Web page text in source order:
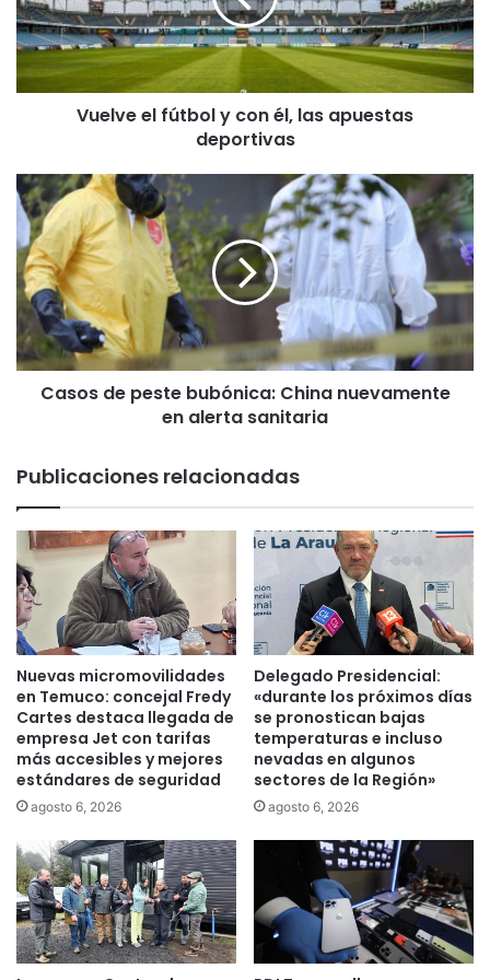
e
e
l
f
o
c
o
n
é
l
,
p
u
e
t
a
s
d
o
r
t
i
v
s
Vuelve el fútbol y con él, las apuestas
deportivas
C
a
o
s
d
e
p
e
u
b
ó
i
c
a
:
C
h
i
n
a
n
u
v
a
m
e
n
t
Casos de peste bubónica: China nuevamente
en alerta sanitaria
Publicaciones relacionadas
Nuevas micromovilidades
en Temuco: concejal Fredy
Cartes destaca llegada de
empresa Jet con tarifas
más accesibles y mejores
estándares de seguridad
agosto 6, 2026
Delegado Presidencial:
«durante los próximos días
se pronostican bajas
temperaturas e incluso
nevadas en algunos
sectores de la Región»
agosto 6, 2026